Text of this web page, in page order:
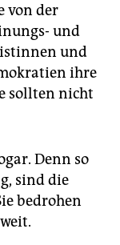
von der
und
und
ihre
sollten nicht
Denn so
sind die
bedrohen